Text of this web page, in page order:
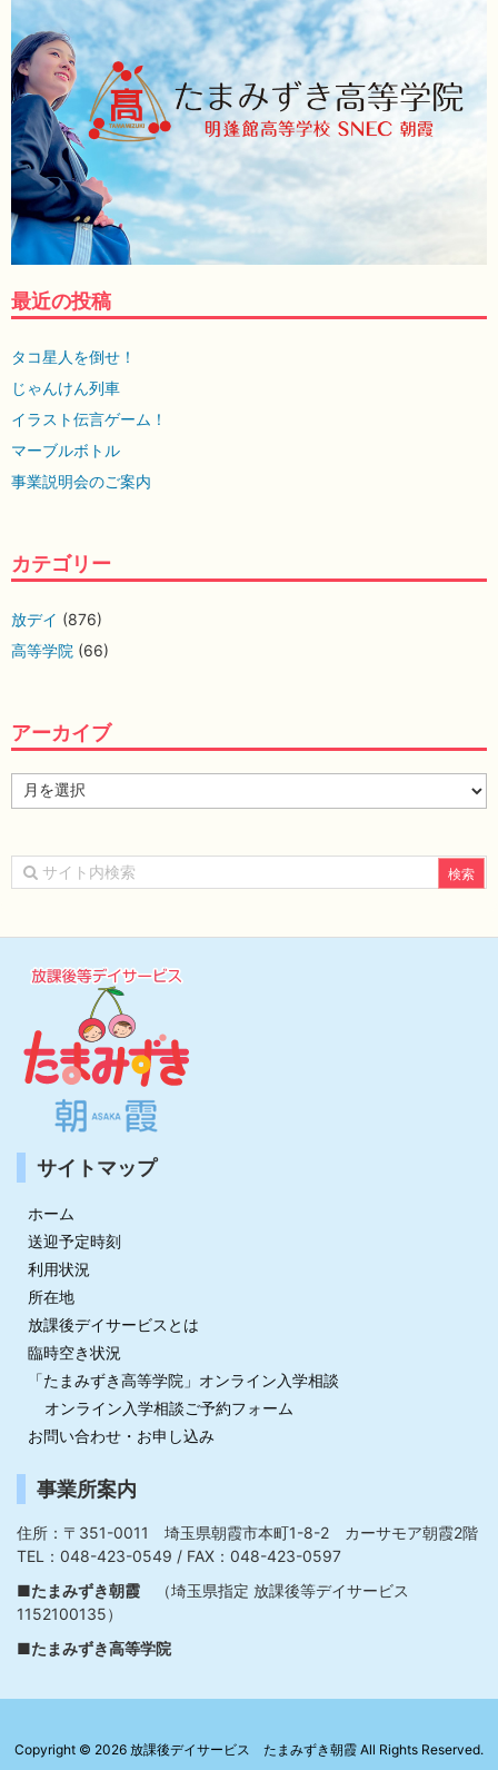
最近の投稿
タコ星人を倒せ！
じゃんけん列車
イラスト伝言ゲーム！
マーブルボトル
事業説明会のご案内
カテゴリー
放デイ (876)
高等学院 (66)
アーカイブ
ー
イ
ブ
サイトマップ
ホーム
送迎予定時刻
利用状況
所在地
放課後デイサービスとは
臨時空き状況
「たまみずき高等学院」オンライン入学相談
オンライン入学相談ご予約フォーム
お問い合わせ・お申し込み
事業所案内
住所：〒351-0011 埼玉県朝霞市本町1-8-2 カーサモア朝霞2階
TEL：048-423-0549 / FAX：048-423-0597
■たまみずき朝霞 （埼玉県指定 放課後等デイサービス
1152100135）
■たまみずき高等学院
Copyright © 2026 放課後デイサービス たまみずき朝霞 All Rights Reserved.